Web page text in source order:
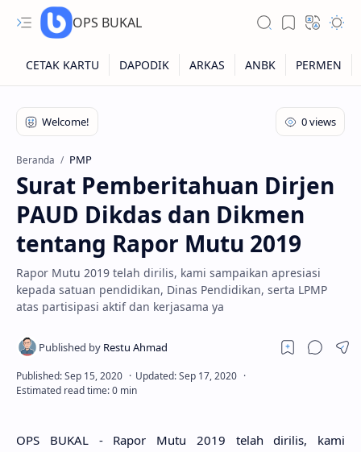
OPS BUKAL
Kartu NUPTK
Kartu NRG
Kartu NISN
Kartu NISN Foto
Kartu NISN Massal
Beranda PMP
Surat Pemberitahuan Dirjen
PAUD Dikdas dan Dikmen
tentang Rapor Mutu 2019
Rapor Mutu 2019 telah dirilis, kami sampaikan apresiasi
kepada satuan pendidikan, Dinas Pendidikan, serta LPMP
atas partisipasi aktif dan kerjasama ya
OPS BUKAL - Rapor Mutu 2019 telah dirilis, kami